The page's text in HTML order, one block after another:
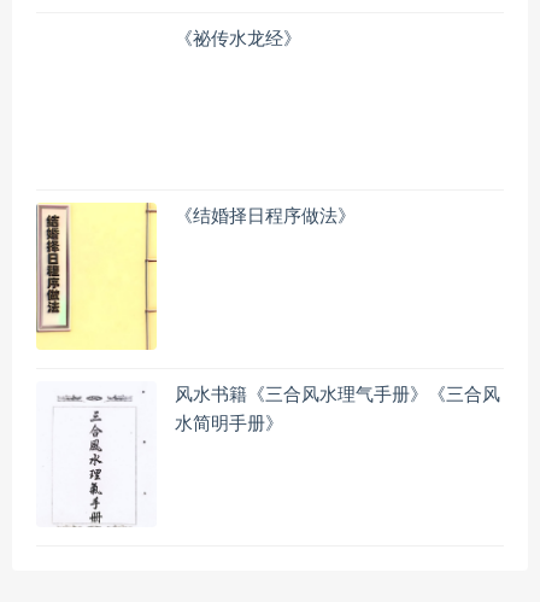
《祕传水龙经》
《结婚择日程序做法》
风水书籍《三合风水理气手册》《三合风
水简明手册》